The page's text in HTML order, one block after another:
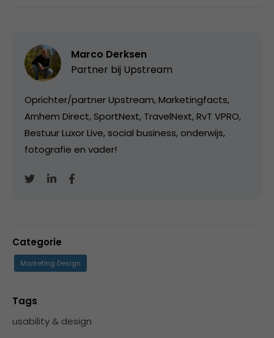
Marco Derksen
Partner bij Upstream
Oprichter/partner Upstream, Marketingfacts,
Arnhem Direct, SportNext, TravelNext, RvT VPRO,
Bestuur Luxor Live, social business, onderwijs,
fotografie en vader!
Categorie
Marketing Design
Tags
usability & design